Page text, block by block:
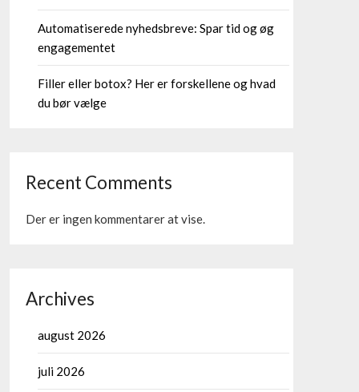
Automatiserede nyhedsbreve: Spar tid og øg
engagementet
Filler eller botox? Her er forskellene og hvad
du bør vælge
Recent Comments
Der er ingen kommentarer at vise.
Archives
august 2026
juli 2026